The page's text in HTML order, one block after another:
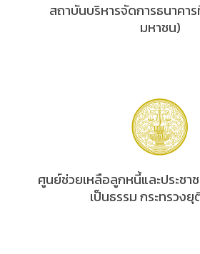
สถาบันบริหารจัดการธนาคา
มหาชน)
ศูนย์ช่วยเหลือลูกหนี้และประชา
เป็นธรรม กระทรวง